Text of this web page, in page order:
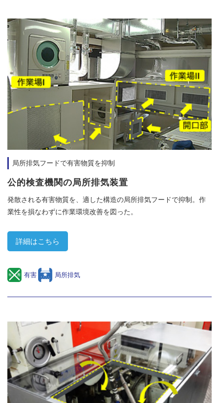
局所排気フードで有害物質を抑制
公的検査機関の局所排気装置
発散される有害物質を、適した構造の局所排気フードで抑制。作
業性を損なわずに作業環境改善を図った。
詳細はこちら
有害 局所排気